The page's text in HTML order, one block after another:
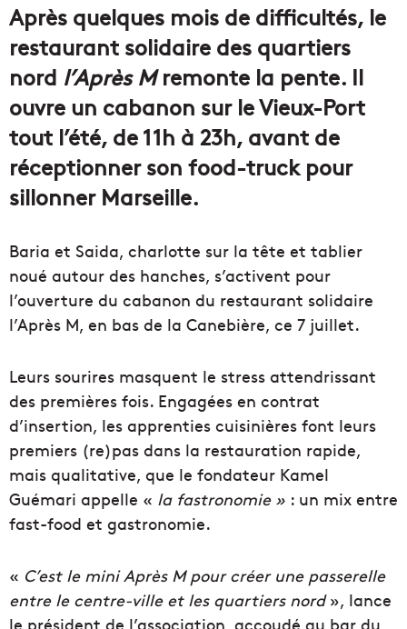
Après quelques mois de difficultés, le
restaurant solidaire des quartiers
nord l’Après Mremonte la pente. Il
ouvre un cabanon sur le Vieux-Port
tout l’été, de 11h à 23h, avant de
réceptionner son food-truck pour
sillonner Marseille.
Baria et Saida, charlotte sur la tête et tablier
noué autour des hanches, s’activent pour
l’ouverture du cabanon du restaurant solidaire
l’Après M, en bas de la Canebière, ce 7 juillet.
Leurs sourires masquent le stress attendrissant
des premières fois. Engagées en contrat
d’insertion, les apprenties cuisinières font leurs
premiers (re)pas dans la restauration rapide,
mais qualitative, que le fondateur Kamel
Guémari appelle « la fastronomie » : un mix entre
fast-food et gastronomie.
« C’est le mini Après M pour créer une passerelle
entre le centre-ville et les quartiers nord», lance
le président de l’association, accoudé au bar du